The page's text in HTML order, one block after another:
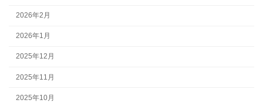
2026年2月
2026年1月
2025年12月
2025年11月
2025年10月